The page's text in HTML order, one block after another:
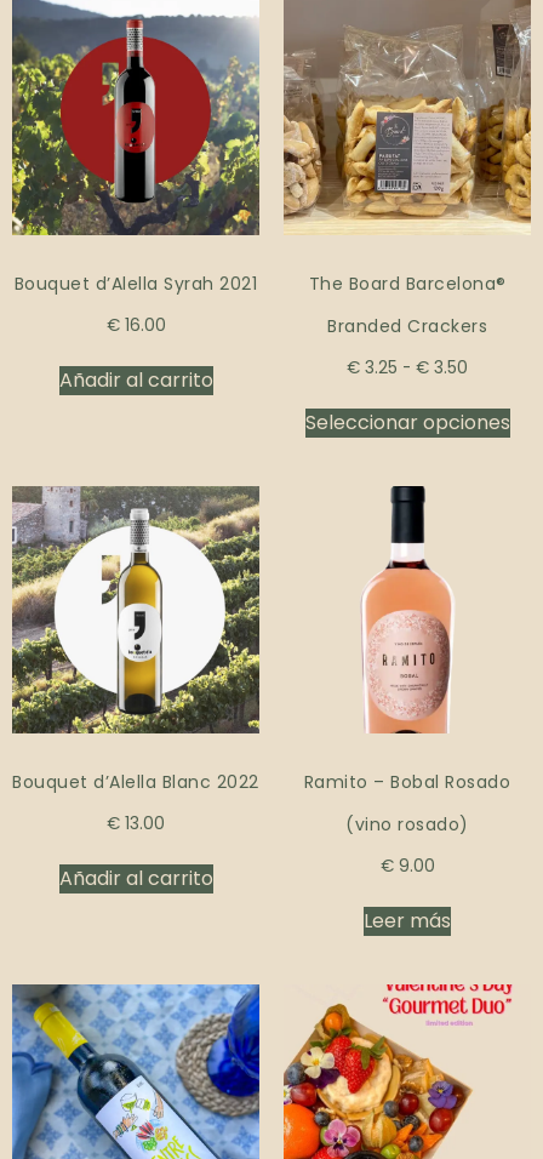
Bouquet d’Alella Syrah 2021
€16.00
Añadir al carrito
The Board Barcelona®
Branded Crackers
€ 3.25 - € 3.50
Seleccionar opciones
Bouquet d’Alella Blanc 2022
€ 13.00
Añadir al carrito
Ramito – Bobal Rosado
(vino rosado)
€9.00
Leer más